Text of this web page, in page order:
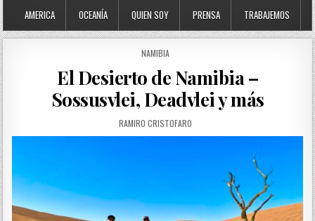
AMERICA OCEANÍA QUIEN SOY PRENSA TRABAJEMOS
POSTED IN
NAMIBIA
El Desierto de Namibia –
Sossusvlei, Deadvlei y más
AUTHOR:
RAMIRO CRISTOFARO